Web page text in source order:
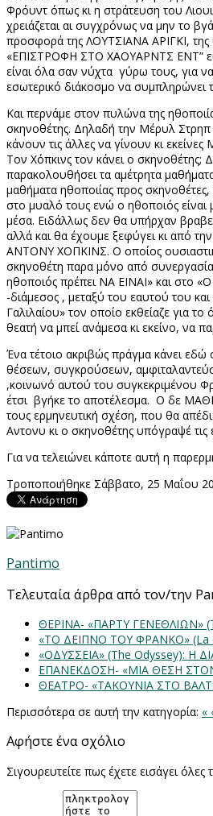
Φρόυντ όπως κι η στράτευση του
χρειάζεται αι συγχρόνως να μην το
προσφορά της ΛΟΥΤΣΙΑΝΑ ΑΡΙΓΚΙ,
«ΕΠΙΣΤΡΟΦΗ ΣΤΟ ΧΑΟΥΑΡΝΤΣ ΕΝΤ”
είναι όλα σαν νύχτα γύρω τους, για
εσωτερικό διάκοσμο να συμπληρώνει
Και περνάμε στον πυλώνα της
σκηνοθέτης. Δηλαδή την Μέρυλ Στρηπ
κάνουν τις άλλες να γίνουν κι
Τον Χόπκινς τον κάνει ο
παρακολουθήσει τα αμέτρητα
μαθήματα ηθοποιίας προς
στο μυαλό τους ενώ ο ηθοποιός είναι
μέσα. Ειδάλλως δεν θα υπήρχαν
αλλά και θα έχουμε ξεφύγει κι από
ΑΝΤΟΝΥ ΧΟΠΚΙΝΣ. Ο οποίος
σκηνοθέτη παρα μόνο από
ηθοποιός πρέπει ΝΑ ΕΙΝΑΙ» και στο
-διάμεσος , μεταξύ του εαυτού του
Γαλιλαίου» τον οποίο εκθείαζε για
θεατή να μπεί ανάμεσα κι εκείνο, να
Ένα τέτοιο ακριβώς πράγμα κάνει
θέσεων, συγκρούσεων,
,κοινωνό αυτού του συγκεκριμένου
έτσι βγήκε το αποτέλεσμα. Ο δε
τους ερμηνευτική σχέση, που θα
Αντονυ κι ο σκηνοθέτης υπόγραψέ τις
Για να τελειώνει κάποτε αυτή η
Τροποποιήθηκε Σάββατο, 25 Μαΐου
Pantimo
Τελευταία άρθρα από τον/την
ΘΕΡΙΝΑ- «ΠΑΡΤΥ ΓΕΝΕΘΛΙΩΝ»
«ΤΟ ΔΕΙΠΝΟ ΤΟΥ ΦΡΑΝΚΟ»
«ΟΔΥΣΣΕΙΑ» (The Odyssey):
ΕΠΑΝΕΚΔΟΣΗ- «ΜΙΑ ΘΕΣΗ
ΘΕΑΤΡΟ- «ΤΑΚΟΥΝΙΑ ΣΤΟ
Περισσότερα σε αυτή την κατηγορία: «
Αφήστε ένα σχόλιο
Σιγουρευτείτε πως έχετε εισάγει